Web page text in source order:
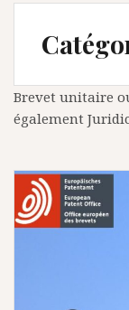
Brevet unitaire
également